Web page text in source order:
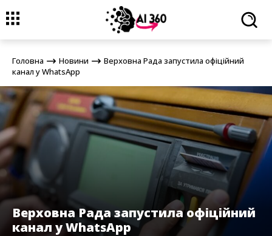
Головна
Верховна Рада запустила офіційний канал у
WhatsApp
Головна Новини
Верховна Рада запустила офіційний
канал у WhatsApp
Верховна Рада запустила офіційний
канал у WhatsApp